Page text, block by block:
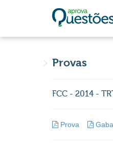
Provas
FCC - 2014 -
Prova